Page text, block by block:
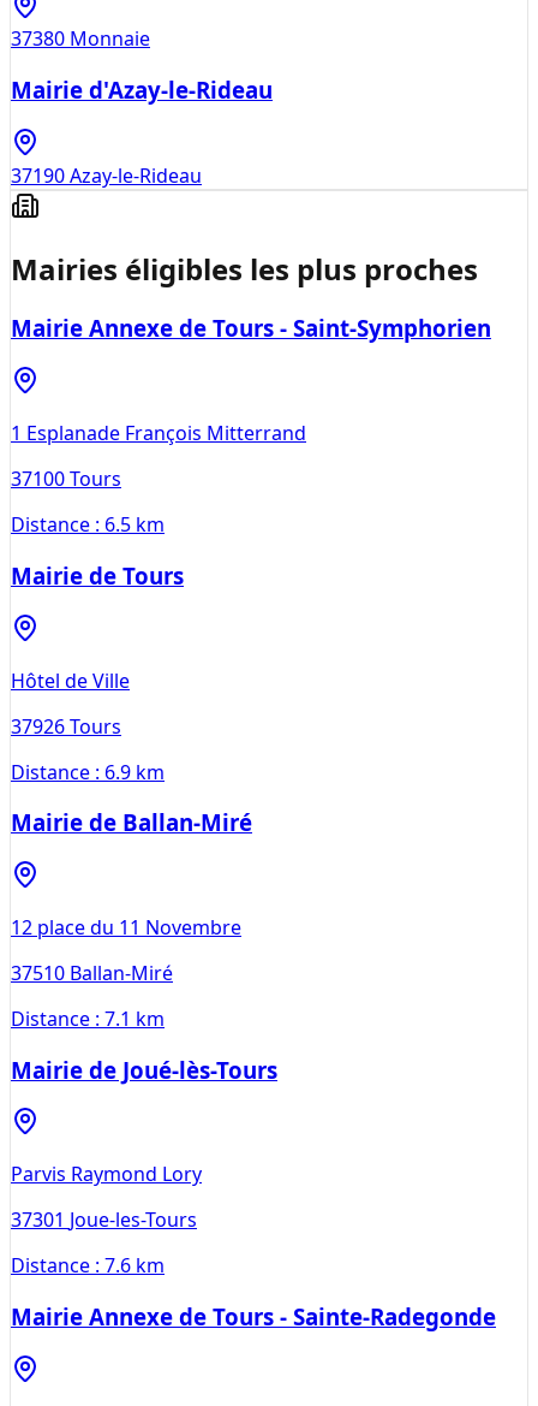
37380 Monnaie
Mairie d'Azay-le-Rideau
37190Azay-le-Rideau
Mairies éligibles les plus proches
Mairie Annexe de Tours - Saint-Symphorien
1 Esplanade François Mitterrand
37100Tours
Distance : 6.5 km
Mairie de Tours
Hôtel de Ville
37926Tours
Distance : 6.9 km
Mairie de Ballan-Miré
12 place du 11 Novembre
37510 Ballan-Miré
Distance : 7.1 km
Mairie de Joué-lès-Tours
Parvis Raymond Lory
37301 Joue-les-Tours
Distance : 7.6 km
Mairie Annexe de Tours - Sainte-Radegonde